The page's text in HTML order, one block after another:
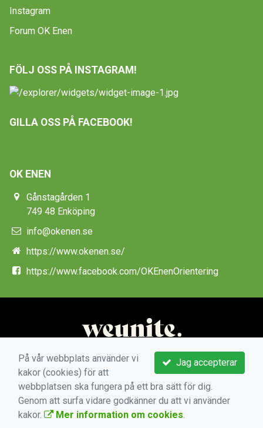
Instagram
Forum OK Enen
FÖLJ OSS PÅ INSTAGRAM!
GILLA OSS PÅ FACEBOOK!
OK ENEN
Gånstagården 1
749 48 Enköping
info@okenen.se
https://www.okenen.se/
https://www.facebook.com/OKEnenOrientering
Jag accepterar
På vår webbplats använder vi
kakor (cookies) för att
webbplatsen ska fungera på ett bra sätt för dig.
Genom att surfa vidare godkänner du att vi använder
kakor.
Mer information om cookies.